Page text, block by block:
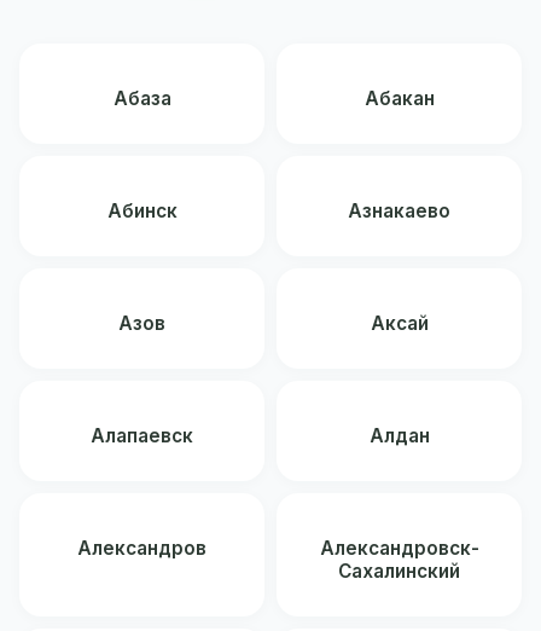
Абаза Абакан
Абинск Азнакаево
Азов Аксай
Алапаевск Алдан
Александров
Александровск-
Сахалинский